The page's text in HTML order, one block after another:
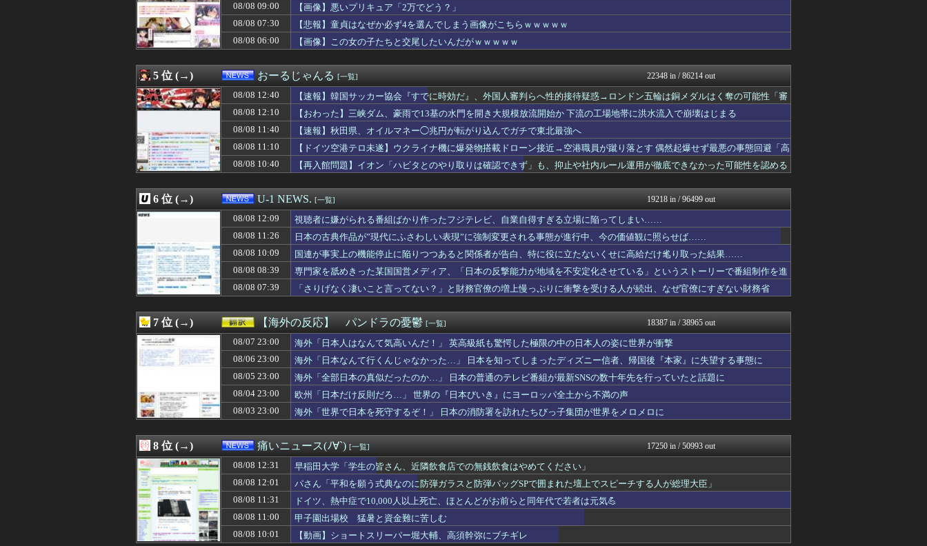
08/08 12:12
【スターウォーズ】グローグーって寿命を全うするならあと900年ぐらい生きるんだ...
08/08 12:12
【衝撃】有吉、マツコに『ドン引き』してしまうｗｗｗｗｗｗｗ
08/08 12:11
【画像】顔20点身体100点の女子見つかってしまうｗｗｗｗｗ
mashlife通信
08/08 12:11
外国人「俺達が見かけたヤバすぎる髪型を集めてみたｗｗｗｗ」
08/08 12:10
【悲報】久しぶりの嫁へのセ◯クスの誘い方、わからない・・・
VIPPER速報
08/08 12:10
悲鳴「キャアアアア！！！」 俺「！！今のは悲鳴！？」
えすえすログ
08/08 12:10
ガンバ大阪からはデニス ヒュメット選手……ではなく、荒木琉偉選手が登壇しました
Samurai GOAL
08/08 12:10
【画像】加藤綾子アナ、無防備パンチラ撮られちゃう
まとめ芸能＠美女画像まとめ...
【おわった】三峡ダム、豪雨で13基の水門を開き大規模放流開始か 下流の工場地帯...
おーるじゃんる
08/08 12:09
星街すいせい「にじさんじ断られたからホロライブに入りました」←これ
08/08 12:09
『オレは育てやすいと母ちゃんが言った』と胸を張ったアラフォーのおっさん独身社員
おうち速報
08/08 12:09
【画像】AVの撮影現場、普通ではないｗｗｗwｗｗｗｗｗｗｗｗ
なんJミュージアム
08/08 12:09
視聴者に嫌がられる番組ばかり作ったフジテレビ、自業自得すぎる立場に陥ってしまい...
U-1 NEWS.
08/08 12:08
【悲報】BYDの軽EVラッコを自動車評論家が褒めてる日本、中国人からは馬鹿にさ...
08/08 12:07
勝ったのだ！
やみ速@なんJ西武まとめ
08/08 12:07
韓国メディア「幻となった女性天皇。日本皇族に韓半島の男の血が入る可能性がゼロに...
あじあニュースちゃんねる
高市総理「物価上昇を上回る賃上げを日本に定着させる」→国家公務員の月給大幅増額...
FX2ちゃんねる｜投資系ま...
08/08 12:05
【新台】京楽「e ソードアート・オンライン アリシゼーション 夜空」感想・評判...
パチンコ・パチスロ.com
08/08 12:05
『新桃太郎伝説』というゲーム知ってるか？
げぇ速
08/08 12:05
のび太ママの話が長いのって、多分同じ話を何回もループしてるよね
子育てちゃんねる
08/08 12:05
【悲報】女性配信者「アスペの検査してみた…みんなこれわかるの？」
わんこーる速報！
08/08 12:05
ビートルズ、オアシスに負ける。イギリス史上最も売れたスタジオアルバムがOasi...
V系まとめ速報
08/08 12:05
【画像】日テレの元女子アナさん、∧∨みたいに脱いでしまうｗｗｗｗｗｗｗｗｗｗｗ...
女子アナお宝画像速報－5c...
08/08 12:05
人んちで宅飲みワイ「ゴムある？」家主の女さん「はぁ？！」⇒結果ｗｗｗｗｗｗｗ...
08/08 12:05
【朗報】超かぐや姫！スピンオフ漫画、「超かぐやメシ」連載決定ｗｗｗ
アニチャット
08/08 12:05
【ファーム試合実況】ヤクルトvsオリックス 8/8/12:00
ツバメ速報＠ヤクルトスワロ...
08/08 12:05
韓国人「我が国がクウェート戦で行った審判買収が本当に深刻である理由がこちら…」...
海外トークログ
盆休み遊べるゲーム教えて
カンダタ速報
08/08 12:04
「せっかくの週末にゆっくり休んでる人の家に気安くお邪魔するものではない」という...
08/08 12:04
市役所のミスが多すぎる。住民票を5回もらいに行ったら2回は内容を間違えられ祖母...
おにひめちゃんの監視部屋-...
08/08 12:04
【悲報】秋田県、オイルマネーが転がり込んでガチで東北最強へWWWWWWWWWW...
資格ちゃんねる
08/08 12:03
【悲報】深夜アニメさん、何故か1人だけ不人気キャラを追加してしまうｗｗｗ
アニはつ -アニメ発信場-
08/08 12:03
「ついに夏フェスの季節だね。伝説の島、巨大な氷、眠る財宝……心躍る要素が目白押...
08/08 12:03
【遊戯王】Fカップは「烙印」多すぎじゃない？
08/08 12:03
【動画】白人「日本で一番美味い食べ物はこれな、試してみろ！飛ぶぞ」
まにゅそく 2chまとめニ...
08/08 12:03
【動画】中国の三峡ダム、今年も大変そう・・・
まとめたニュース
08/08 12:02
【ヤニねこ】薬物中毒のヤクねこの末路が心配でならない・・・
08/08 12:02
【ウマ娘】海外の絵師が描いた味付けの濃いウマ娘からしか得られない栄養素はある
08/08 12:02
※「強くてニューゲーム」なハサウェイがやりそうな事は？
GUNDAM.LOG｜ガン...
08/08 12:01
パさん「平和を願う式典なのに防弾ガラスと防弾バッグSPで囲まれた壇上でスピーチ...
痛いニュース(ﾉ∀`)
08/08 09:00
【画像】悪いプリキュア「2万でどう？」
08/08 07:30
【悲報】童貞はなぜか必ず4を選んでしまう画像がこちらｗｗｗｗｗ
08/08 06:00
【画像】この女の子たちと交尾したいんだがｗｗｗｗｗ
5 位 (→) おーるじゃんる [一覧] 22348 in / 86214 out
08/08 12:40
【速報】韓国サッカー協会『すでに時効だ』、外国人審判らへ性的接待疑惑→ロンドン五輪は銅メダルはく奪の可能性「審
判の国籍は日本、UAE、イラン」
08/08 12:10
【おわった】三峡ダム、豪雨で13基の水門を開き大規模放流開始か 下流の工場地帯に洪水流入で崩壊はじまる
08/08 11:40
【速報】秋田県、オイルマネー◯兆円が転がり込んでガチで東北最強へ
08/08 11:10
【ドイツ空港テロ未遂】ウクライナ機に爆発物搭載ドローン接近→空港職員が蹴り落とす 偶然起爆せず最悪の事態回避「高
性能C4搭載していた」
08/08 10:40 【再入館問題】イオン「ハビタとのやり取りは確認できず」も、抑止や社内ルール運用が徹底できなかった可能性を認める
6 位 (→) U-1 NEWS. [一覧] 19218 in / 96499 out
08/08 12:09
視聴者に嫌がられる番組ばかり作ったフジテレビ、自業自得すぎる立場に陥ってしまい……
08/08 11:26
日本の古典作品が”現代にふさわしい表現”に強制変更される事態が進行中、今の価値観に照らせば……
08/08 10:09
国連が事実上の機能停止に陥りつつあると関係者が告白、特に役に立たないくせに高給だけ毟り取った結果……
08/08 08:39
専門家を舐めきった某国国営メディア、「日本の反撃能力が地域を不安定化させている」というストーリーで番組制作を進
めようとするも……
08/08 07:39
「さりげなく凄いこと言ってない？」と財務官僚の増上慢っぷりに衝撃を受ける人が続出、なぜ官僚にすぎない財務省
7 位 (→) 【海外の反応】 パンドラの憂鬱 [一覧] 18387 in / 38965 out
08/07 23:00
海外「日本人はなんて気高いんだ！」 英高級紙も驚愕した極限の中の日本人の姿に世界が衝撃
08/06 23:00
海外「日本なんて行くんじゃなかった…」 日本を知ってしまったディズニー信者、帰国後『本家』に失望する事態に
08/05 23:00
海外「全部日本の真似だったのか…」 日本の普通のテレビ番組が最新SNSの数十年先を行っていたと話題に
08/04 23:00
欧州「日本だけ反則だろ…」 世界の『日本びいき』にヨーロッパ全土から不満の声
08/03 23:00
海外「世界で日本を死守するぞ！」 日本の消防署を訪れたちびっ子集団が世界をメロメロに
8 位 (→) 痛いニュース(ﾉ∀`) [一覧] 17250 in / 50993 out
08/08 12:31
早稲田大学「学生の皆さん、近隣飲食店での無銭飲食はやめてください」
08/08 12:01
パさん「平和を願う式典なのに防弾ガラスと防弾バッグSPで囲まれた壇上でスピーチする人が総理大臣」
08/08 11:31
ドイツ、熱中症で10,000人以上死亡、ほとんどがお前らと同年代で若者は元気💪
08/08 11:00
甲子園出場校 猛暑と資金難に苦しむ
08/08 10:01
【動画】ショートスリーパー堀大輔、高須幹弥にブチギレ